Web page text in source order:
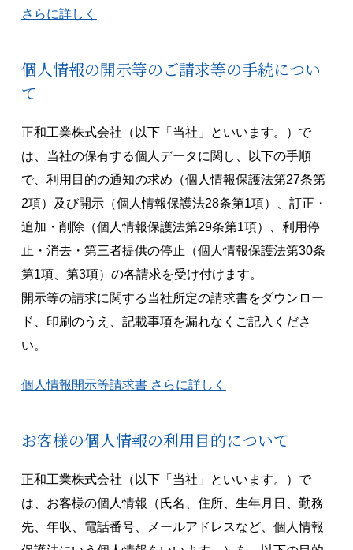
さらに詳しく
個人情報の開示等のご請求等の手続につい
て
正和工業株式会社（以下「当社」といいます。）で
は、当社の保有する個人データに関し、以下の手順
で、利用目的の通知の求め（個人情報保護法第27条第
2項）及び開示（個人情報保護法28条第1項）、訂正・
追加・削除（個人情報保護法第29条第1項）、利用停
止・消去・第三者提供の停止（個人情報保護法第30条
第1項、第3項）の各請求を受け付けます。
開示等の請求に関する当社所定の請求書をダウンロー
ド、印刷のうえ、記載事項を漏れなくご記入くださ
い。
個人情報開示等請求書 さらに詳しく
お客様の個人情報の利用目的について
正和工業株式会社（以下「当社」といいます。）で
は、お客様の個人情報（氏名、住所、生年月日、勤務
先、年収、電話番号、メールアドレスなど、個人情報